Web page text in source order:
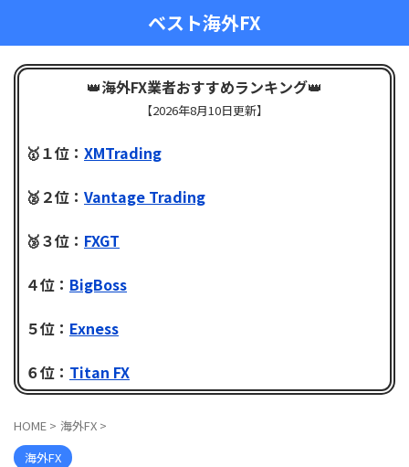
ベスト海外FX
👑海外FX業者おすすめランキング👑
【2026年8月10日更新】
🥇１位： XMTrading
🥈２位： Vantage Trading
🥉３位： FXGT
４位： BigBoss
５位： Exness
６位： Titan FX
HOME > 海外FX >
海外FX